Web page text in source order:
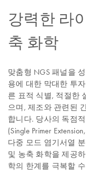
강력한 라
축 화학
맞춤형 NGS 패널을
용에 대한 막대한 투
른 표적 식별, 적절한
으며, 제조와 관련된
합니다. 당사의 독점
(Single Primer
다중 모드 염기서열
및 농축 화학을 제공
학의 한계를 극복할